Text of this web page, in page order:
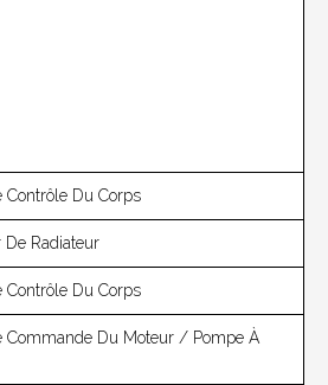
Contrôle Du Corps
Radiateur
Contrôle Du Corps
Commande Du Moteur / Pompe À